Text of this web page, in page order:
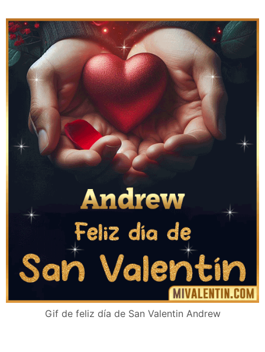
Gif de feliz día de San Valentin Andrew